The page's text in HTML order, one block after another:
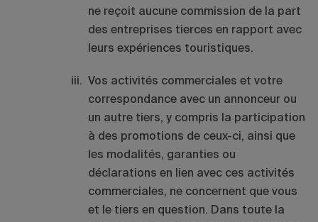
ne reçoit aucune commission de la part
des entreprises tierces en rapport avec
leurs expériences touristiques.
Vos activités commerciales et votre
correspondance avec un annonceur ou
un autre tiers, y compris la participation
à des promotions de ceux-ci, ainsi que
les modalités, garanties ou
déclarations en lien avec ces activités
commerciales, ne concernent que vous
et le tiers en question. Dans toute la